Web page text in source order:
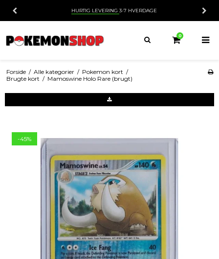
HURTIG LEVERING 3-7 HVERDAGE
0
Forside / Alle kategorier / Pokemon kort /
Brugte kort / Mamoswine Holo Rare (brugt)
-45%